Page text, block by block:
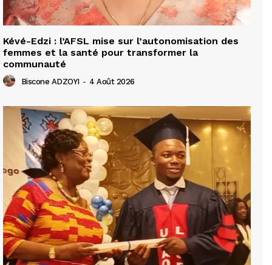
Kévé-Edzi : l’AFSL mise sur l’autonomisation des
femmes et la santé pour transformer la
communauté
Biscone ADZOYI - 4 Août 2026